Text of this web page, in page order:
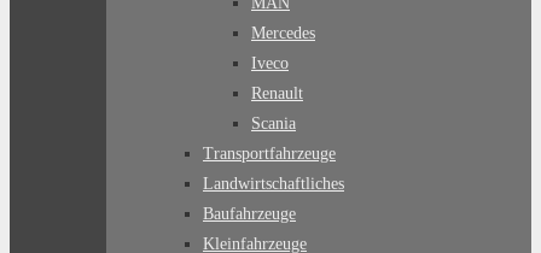
Mercedes
Iveco
Renault
Scania
Transportfahrzeuge
Landwirtschaftliches
Baufahrzeuge
Kleinfahrzeuge